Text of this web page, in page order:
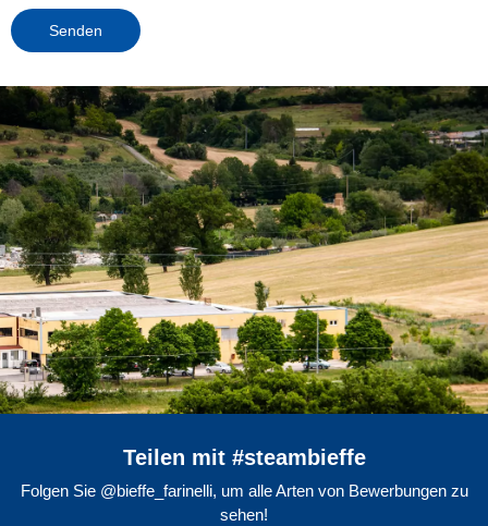
Senden
Teilen mit #steambieffe
Folgen Sie @bieffe_farinelli, um alle Arten von Bewerbungen zu
sehen!